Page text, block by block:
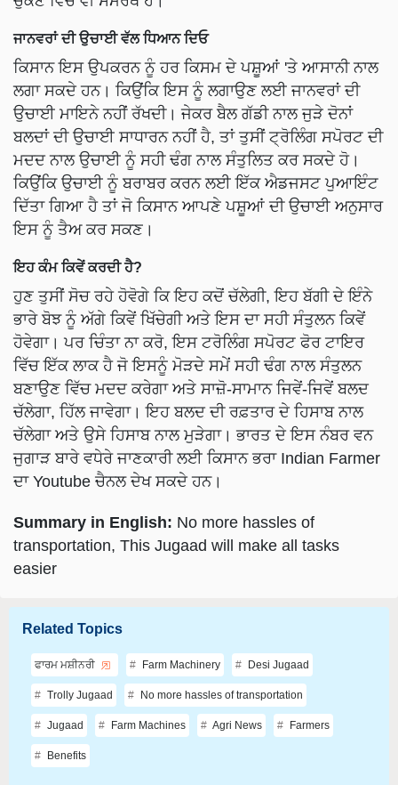
ਜਾਨਵਰਾਂ ਦੀ ਉਚਾਈ ਵੱਲ ਧਿਆਨ ਦਿਓ
ਕਿਸਾਨ ਇਸ ਉਪਕਰਨ ਨੂੰ ਹਰ ਕਿਸਮ ਦੇ ਪਸ਼ੂਆਂ 'ਤੇ ਆਸਾਨੀ ਨਾਲ
ਲਗਾ ਸਕਦੇ ਹਨ। ਕਿਉਂਕਿ ਇਸ ਨੂੰ ਲਗਾਉਣ ਲਈ ਜਾਨਵਰਾਂ ਦੀ
ਉਚਾਈ ਮਾਇਨੇ ਨਹੀਂ ਰੱਖਦੀ। ਜੇਕਰ ਬੈਲ ਗੱਡੀ ਨਾਲ ਜੁੜੇ ਦੋਨਾਂ
ਬਲਦਾਂ ਦੀ ਉਚਾਈ ਸਾਧਾਰਨ ਨਹੀਂ ਹੈ, ਤਾਂ ਤੁਸੀਂ ਟ੍ਰੋਲਿੰਗ ਸਪੋਰਟ ਦੀ
ਮਦਦ ਨਾਲ ਉਚਾਈ ਨੂੰ ਸਹੀ ਢੰਗ ਨਾਲ ਸੰਤੁਲਿਤ ਕਰ ਸਕਦੇ ਹੋ।
ਕਿਉਂਕਿ ਉਚਾਈ ਨੂੰ ਬਰਾਬਰ ਕਰਨ ਲਈ ਇੱਕ ਐਡਜਸਟ ਪੁਆਇੰਟ
ਦਿੱਤਾ ਗਿਆ ਹੈ ਤਾਂ ਜੋ ਕਿਸਾਨ ਆਪਣੇ ਪਸ਼ੂਆਂ ਦੀ ਉਚਾਈ ਅਨੁਸਾਰ
ਇਸ ਨੂੰ ਤੈਅ ਕਰ ਸਕਣ।
ਇਹ ਕੰਮ ਕਿਵੇਂ ਕਰਦੀ ਹੈ?
ਹੁਣ ਤੁਸੀਂ ਸੋਚ ਰਹੇ ਹੋਵੋਗੇ ਕਿ ਇਹ ਕਦੋਂ ਚੱਲੇਗੀ, ਇਹ ਬੱਗੀ ਦੇ ਇੰਨੇ
ਭਾਰੇ ਬੋਝ ਨੂੰ ਅੱਗੇ ਕਿਵੇਂ ਖਿੱਚੇਗੀ ਅਤੇ ਇਸ ਦਾ ਸਹੀ ਸੰਤੁਲਨ ਕਿਵੇਂ
ਹੋਵੇਗਾ। ਪਰ ਚਿੰਤਾ ਨਾ ਕਰੋ, ਇਸ ਟਰੋਲਿੰਗ ਸਪੋਰਟ ਫੋਰ ਟਾਇਰ
ਵਿੱਚ ਇੱਕ ਲਾਕ ਹੈ ਜੋ ਇਸਨੂੰ ਮੋੜਦੇ ਸਮੇਂ ਸਹੀ ਢੰਗ ਨਾਲ ਸੰਤੁਲਨ
ਬਣਾਉਣ ਵਿੱਚ ਮਦਦ ਕਰੇਗਾ ਅਤੇ ਸਾਜ਼ੋ-ਸਾਮਾਨ ਜਿਵੇਂ-ਜਿਵੇਂ ਬਲਦ
ਚੱਲੇਗਾ, ਹਿੱਲ ਜਾਵੇਗਾ। ਇਹ ਬਲਦ ਦੀ ਰਫ਼ਤਾਰ ਦੇ ਹਿਸਾਬ ਨਾਲ
ਚੱਲੇਗਾ ਅਤੇ ਉਸੇ ਹਿਸਾਬ ਨਾਲ ਮੁੜੇਗਾ। ਭਾਰਤ ਦੇ ਇਸ ਨੰਬਰ ਵਨ
ਜੁਗਾੜ ਬਾਰੇ ਵਧੇਰੇ ਜਾਣਕਾਰੀ ਲਈ ਕਿਸਾਨ ਭਰਾ Indian Farmer
ਦਾ Youtube ਚੈਨਲ ਦੇਖ ਸਕਦੇ ਹਨ।
transportation, This Jugaad will make all tasks
easier
ਫਾਰਮ ਮਸ਼ੀਨਰੀ
Trolly Jugaad No more hassles of transportation
Jugaad Farm Machines Agri News Farmers
Benefits